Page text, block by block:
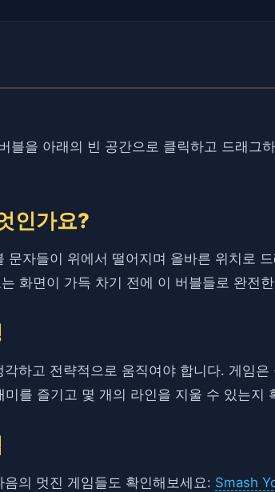
블을 아래의 빈 공간으로 클릭하고 드래그
인가요?
자들이 위에서 떨어지며 올바른 위치로
화면이 가득 차기 전에 이 버블들로 완전
하고 전략적으로 움직여야 합니다. 게임
를 즐기고 몇 개의 라인을 지울 수 있는지
의 멋진 게임들도 확인해보세요: Smash